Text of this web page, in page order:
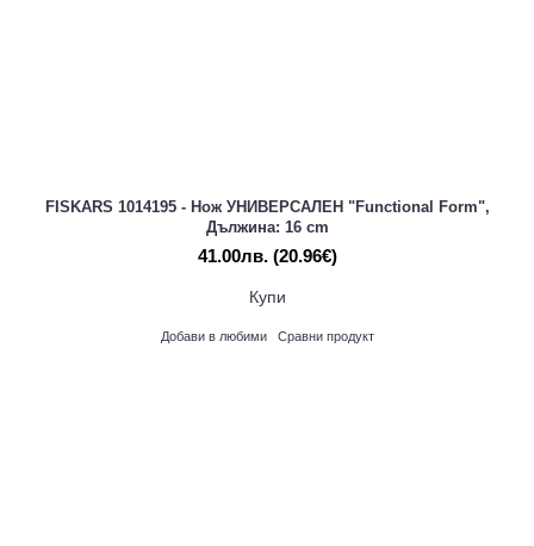
FISKARS 1014195 - Нож УНИВЕРСАЛЕН "Functional Form",
Дължина: 16 cm
41.00лв. (20.96€)
Купи
Добави в любими Сравни продукт